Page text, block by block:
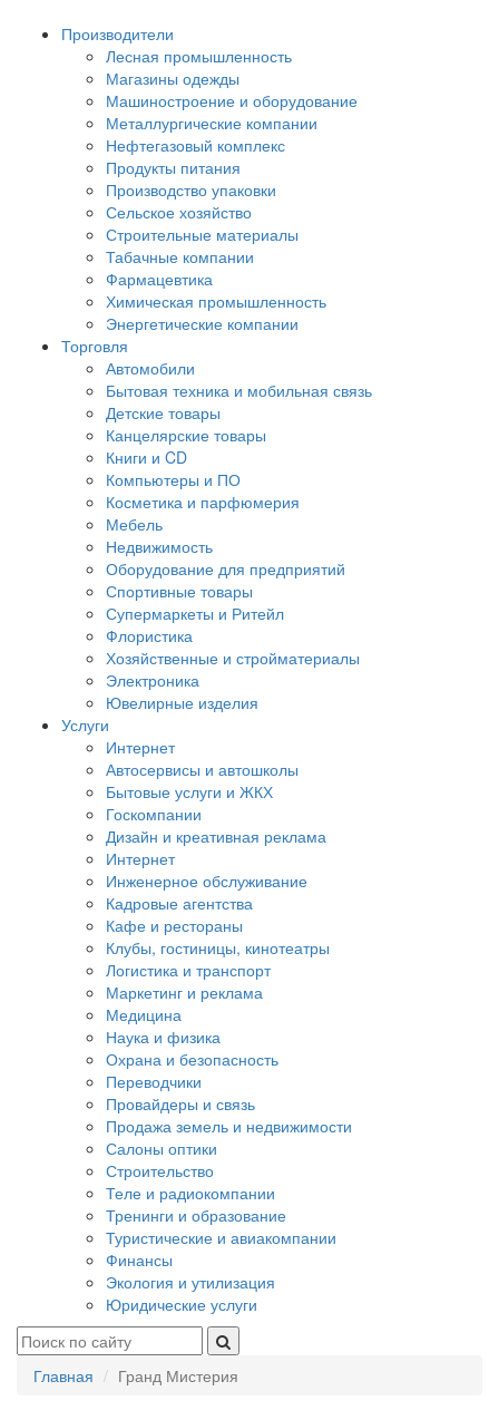
Производители
Лесная промышленность
Магазины одежды
Машиностроение и оборудование
Металлургические компании
Нефтегазовый комплекс
Продукты питания
Производство упаковки
Сельское хозяйство
Строительные материалы
Табачные компании
Фармацевтика
Химическая промышленность
Энергетические компании
Торговля
Автомобили
Бытовая техника и мобильная связь
Детские товары
Канцелярские товары
Книги и CD
Компьютеры и ПО
Косметика и парфюмерия
Мебель
Недвижимость
Оборудование для предприятий
Спортивные товары
Супермаркеты и Ритейл
Флористика
Хозяйственные и стройматериалы
Электроника
Ювелирные изделия
Услуги
Интернет
Автосервисы и автошколы
Бытовые услуги и ЖКХ
Госкомпании
Дизайн и креативная реклама
Интернет
Инженерное обслуживание
Кадровые агентства
Кафе и рестораны
Клубы, гостиницы, кинотеатры
Логистика и транспорт
Маркетинг и реклама
Медицина
Наука и физика
Охрана и безопасность
Переводчики
Провайдеры и связь
Продажа земель и недвижимости
Салоны оптики
Строительство
Теле и радиокомпании
Тренинги и образование
Туристические и авиакомпании
Финансы
Экология и утилизация
Юридические услуги
Главная Гранд Мистерия